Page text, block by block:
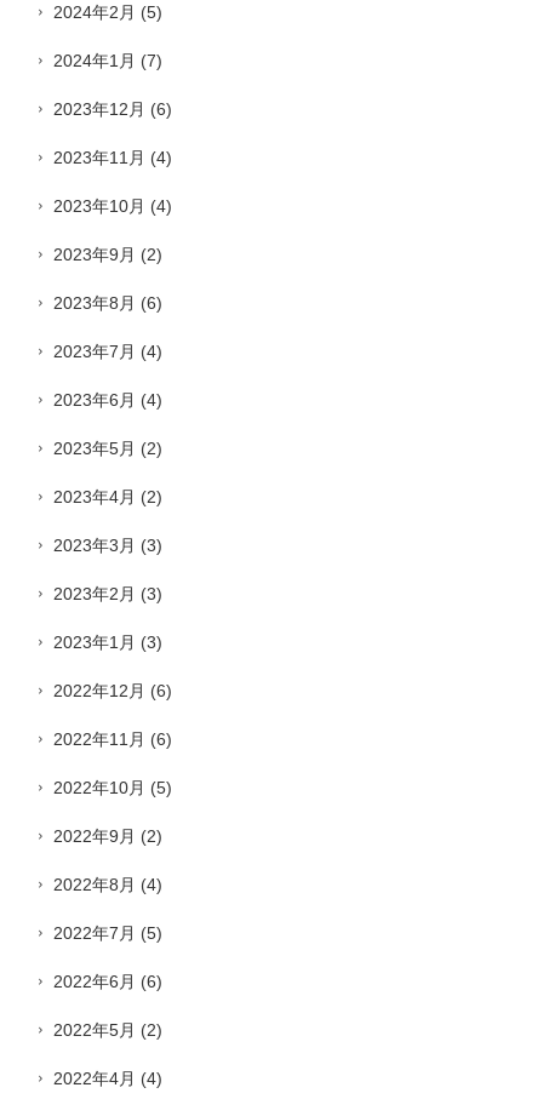
2024年2月 (5)
2024年1月 (7)
2023年12月 (6)
2023年11月 (4)
2023年10月 (4)
2023年9月 (2)
2023年8月 (6)
2023年7月 (4)
2023年6月 (4)
2023年5月 (2)
2023年4月 (2)
2023年3月 (3)
2023年2月 (3)
2023年1月 (3)
2022年12月 (6)
2022年11月 (6)
2022年10月 (5)
2022年9月 (2)
2022年8月 (4)
2022年7月 (5)
2022年6月 (6)
2022年5月 (2)
2022年4月 (4)